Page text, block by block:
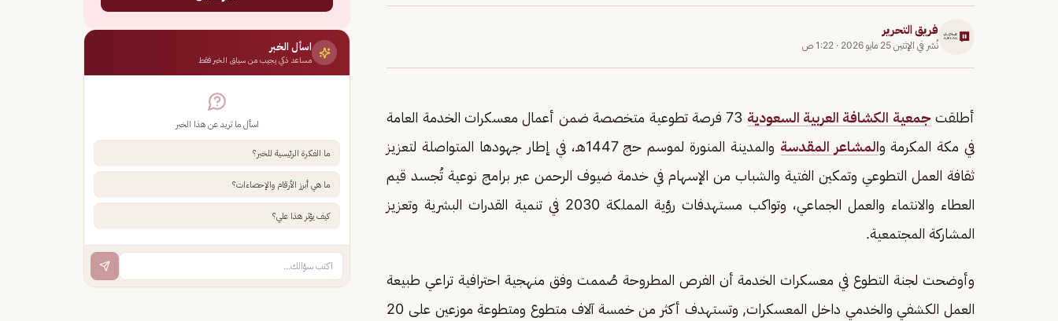
فريق التحرير
نُشر في الإثنين 25 مايو 2026 · 1:22 ص
أطلقت جمعية الكشافة العربية السعودية
73 فرصة تطوعية متخصصة ضمن أعمال معسكرات الخدمة العامة
في مكة المكرمة والمشاعر المقدسة
والمدينة المنورة لموسم حج 1447هـ، في إطار جهودها المتواصلة لتعزيز
ثقافة العمل التطوعي وتمكين الفتية والشباب من الإسهام في خدمة ضيوف الرحمن عبر برامج نوعية تُجسد قيم
العطاء والانتماء والعمل الجماعي، وتواكب مستهدفات رؤية المملكة 2030 في تنمية القدرات البشرية وتعزيز
المشاركة المجتمعية.
وأوضحت لجنة التطوع في معسكرات الخدمة أن الفرص المطروحة صُممت وفق منهجية احترافية تراعي طبيعة
العمل الكشفي والخدمي داخل المعسكرات, وتستهدف أكثر من خمسة آلاف متطوع ومتطوعة موزعين على 20
اسأل الخبر
مساعد ذكي يجيب من سياق الخبر فقط
اسأل ما تريد عن هذا الخبر
ما الفكرة الرئيسية للخبر؟
ما هي أبرز الأرقام والإحصاءات؟
كيف يؤثر هذا علي؟